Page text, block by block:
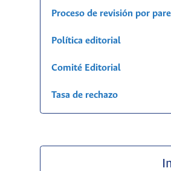
Proceso de revisión por
Política editorial
Comité Editorial
Tasa de rechazo